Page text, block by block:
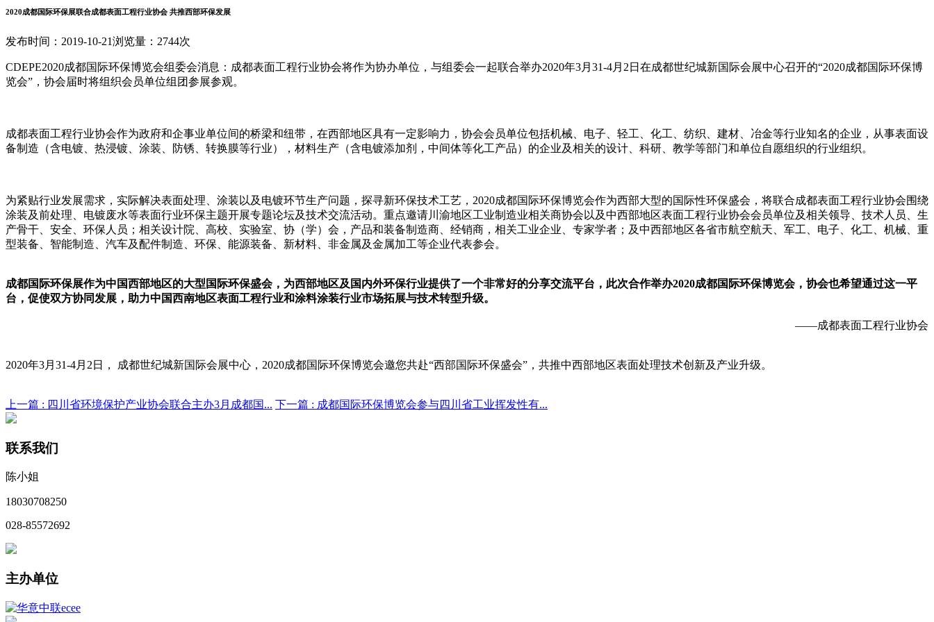
2020成都国际环保展联合成都表面工程行业协会 共推西部环保发展
发布时间：2019-10-21浏览量：2744次
CDEPE2020成都国际环保博览会组委会消息：成都表面工程行业协会将作为协办单位，与组委会一起联合举办2020年3月31-4月2日在成都世纪城新国际会展中心召开的“2020成都国际环保博
览会”，协会届时将组织会员单位组团参展参观。
成都表面工程行业协会作为政府和企事业单位间的桥梁和纽带，在西部地区具有一定影响力，协会会员单位包括机械、电子、轻工、化工、纺织、建材、冶金等行业知名的企业，从事表面设
备制造（含电镀、热浸镀、涂装、防锈、转换膜等行业），材料生产（含电镀添加剂，中间体等化工产品）的企业及相关的设计、科研、教学等部门和单位自愿组织的行业组织。
为紧贴行业发展需求，实际解决表面处理、涂装以及电镀环节生产问题，探寻新环保技术工艺，2020成都国际环保博览会作为西部大型的国际性环保盛会，将联合成都表面工程行业协会围绕
涂装及前处理、电镀废水等表面行业环保主题开展专题论坛及技术交流活动。重点邀请川渝地区工业制造业相关商协会以及中西部地区表面工程行业协会会员单位及相关领导、技术人员、生
产骨干、安全、环保人员；相关设计院、高校、实验室、协（学）会，产品和装备制造商、经销商，相关工业企业、专家学者；及中西部地区各省市航空航天、军工、电子、化工、机械、重
型装备、智能制造、汽车及配件制造、环保、能源装备、新材料、非金属及金属加工等企业代表参会。
成都国际环保展作为中国西部地区的大型国际环保盛会，为西部地区及国内外环保行业提供了一个非常好的分享交流平台，此次合作举办2020成都国际环保博览会，协会也希望通过这一平
台，促使双方协同发展，助力中国西南地区表面工程行业和涂料涂装行业市场拓展与技术转型升级。
——成都表面工程行业协会
2020年3月31-4月2日， 成都世纪城新国际会展中心，2020成都国际环保博览会邀您共赴“西部国际环保盛会”，共推中西部地区表面处理技术创新及产业升级。
上一篇 : 四川省环境保护产业协会联合主办3月成都国... 下一篇 : 成都国际环保博览会参与四川省工业挥发性有...
联系我们
陈小姐
18030708250
028-85572692
主办单位